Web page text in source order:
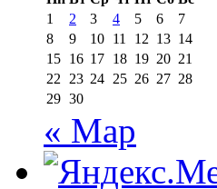
1
2 3 4 5 6
7
8
9 10 11 12 13 14
15 16 17 18 19 20 21
22
23 24 25 26 27 28
29 30
« Мар